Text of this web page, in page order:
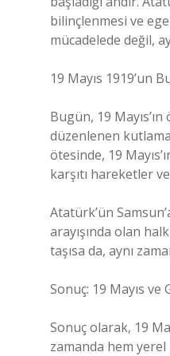
bilinçlenmesi ve
mücadelede değil,
19 Mayıs 1919’un
Bugün, 19
düzenlenen
ötesinde, 19
karşıtı hareketler
Atatürk’ün
arayışında olan
taşısa da, aynı
Sonuç: 19 Mayıs ve
Sonuç olarak, 19
zamanda hem